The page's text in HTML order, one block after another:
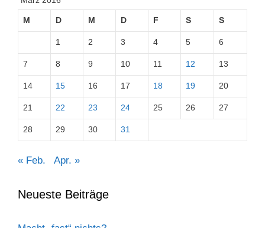
M D M D F S S
1 2 3 4 5 6
7 8 9 10 11 12 13
14 15 16 17 18 19 20
21 22 23 24 25 26 27
28 29 30 31
« Feb. Apr. »
Neueste Beiträge